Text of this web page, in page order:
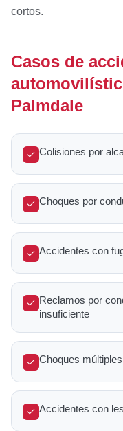
cortos.
Casos de
Palmdale
Colisiones por
Choques por
Accidentes con
Reclamos por
insuficiente
Choques
Accidentes con